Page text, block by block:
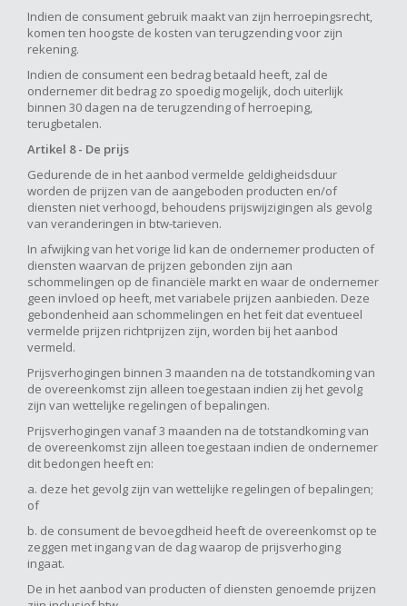
Indien de consument gebruik maakt van zijn herroepingsrecht,
komen ten hoogste de kosten van terugzending voor zijn
rekening.
Indien de consument een bedrag betaald heeft, zal de
ondernemer dit bedrag zo spoedig mogelijk, doch uiterlijk
binnen 30 dagen na de terugzending of herroeping,
terugbetalen.
Artikel 8 - De prijs
Gedurende de in het aanbod vermelde geldigheidsduur
worden de prijzen van de aangeboden producten en/of
diensten niet verhoogd, behoudens prijswijzigingen als gevolg
van veranderingen in btw-tarieven.
In afwijking van het vorige lid kan de ondernemer producten of
diensten waarvan de prijzen gebonden zijn aan
schommelingen op de financiële markt en waar de ondernemer
geen invloed op heeft, met variabele prijzen aanbieden. Deze
gebondenheid aan schommelingen en het feit dat eventueel
vermelde prijzen richtprijzen zijn, worden bij het aanbod
vermeld.
Prijsverhogingen binnen 3 maanden na de totstandkoming van
de overeenkomst zijn alleen toegestaan indien zij het gevolg
zijn van wettelijke regelingen of bepalingen.
Prijsverhogingen vanaf 3 maanden na de totstandkoming van
de overeenkomst zijn alleen toegestaan indien de ondernemer
dit bedongen heeft en:
a. deze het gevolg zijn van wettelijke regelingen of bepalingen;
of
b. de consument de bevoegdheid heeft de overeenkomst op te
zeggen met ingang van de dag waarop de prijsverhoging
ingaat.
De in het aanbod van producten of diensten genoemde prijzen